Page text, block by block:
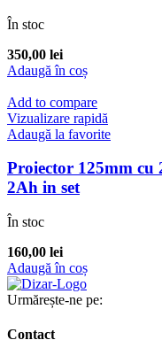
În stoc
350,00 lei
Adaugă în coș
Add to compare
Vizualizare rapidă
Adaugă la favorite
Proiector 125mm
2Ah in set
În stoc
160,00 lei
Adaugă în coș
Urmărește-ne pe:
Contact